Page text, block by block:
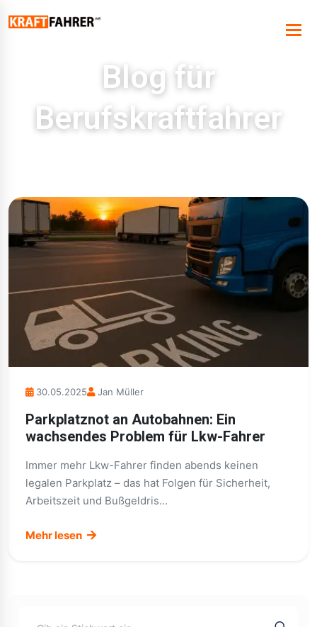
Blog für
Berufskraftfahrer
30.05.2025 Jan Müller
Parkplatznot an Autobahnen: Ein
wachsendes Problem für Lkw-Fahrer
Immer mehr Lkw-Fahrer finden abends keinen
legalen Parkplatz – das hat Folgen für Sicherheit,
Arbeitszeit und Bußgeldris...
Mehr lesen